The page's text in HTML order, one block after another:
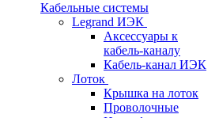
Кабельные системы
Legrand ИЭК
Аксессуары к
кабель-каналу
Кабель-канал ИЭК
Лоток
Крышка на лоток
Проволочные